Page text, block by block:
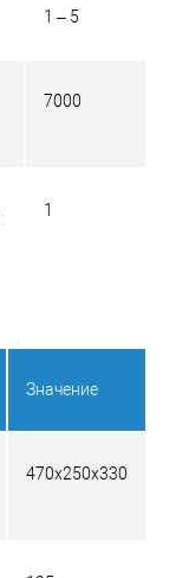
1 – 5
7000
1
Значение
470х250х330